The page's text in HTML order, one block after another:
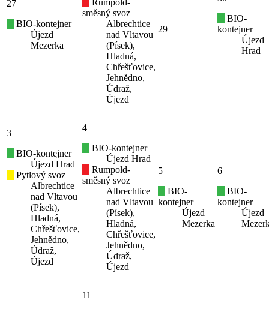
27
BIO-kontejner
Újezd
Mezerka
směsný svoz
Albrechtice
nad Vltavou
(Písek),
Hladná,
Chřešťovice,
Jehnědno,
Údraž,
Újezd
29
BIO-
kontejner
Újezd
Hrad
3
BIO-kontejner
Újezd Hrad
Pytlový svoz
Albrechtice
nad Vltavou
(Písek),
Hladná,
Chřešťovice,
Jehnědno,
Údraž,
Újezd
4
BIO-kontejner
Újezd Hrad
Rumpold-
směsný svoz
Albrechtice
nad Vltavou
(Písek),
Hladná,
Chřešťovice,
Jehnědno,
Údraž,
Újezd
5
BIO-
kontejner
Újezd
Mezerka
6
BIO-
kontejner
Újezd
11